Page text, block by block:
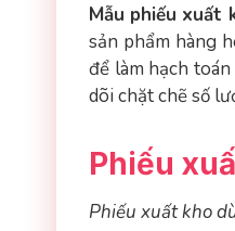
Mẫu phiếu xuất
sản phẩm hàng
để làm hạch
dõi chặt chẽ số
Phiếu
Phiếu xuất kho